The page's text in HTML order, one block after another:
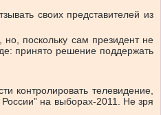
своих представителей из
поскольку сам президент не
принято решение поддержать
контролировать телевидение,
на выборах-2011. Не зря